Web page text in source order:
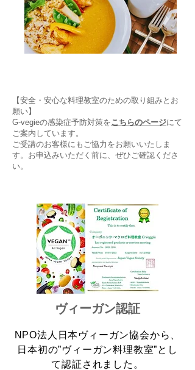
【安全・安心な料理教室のための取り組みとお
願い】
G-vegieの感染症予防対策をこちらのページにて
ご案内しています。
ご受講のお客様にもご協力をお願いいたしま
す。お申込みいただく前に、ぜひご確認くださ
い。
ヴィーガン認証
NPO法人日本ヴィーガン協会から、
日本初の”ヴィーガン料理教室”とし
て認証されました。